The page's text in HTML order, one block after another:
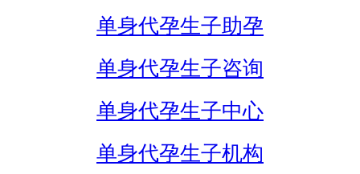
单身代孕生子助孕
单身代孕生子咨询
单身代孕生子中心
单身代孕生子机构